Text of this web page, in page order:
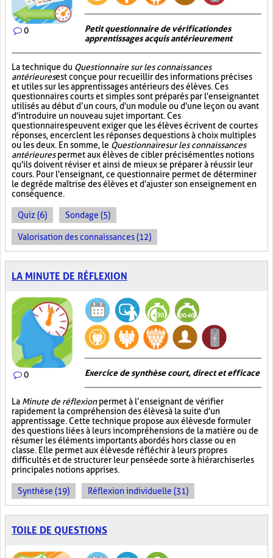
0
Petit questionnaire de vérification des
apprentissages acquis antérieurement
La technique du Questionnaire sur les connaissances
antérieuresest conçue pour recueillir des informations précises
et utiles sur les apprentissages antérieurs des élèves. Ces
questionnaires courts et simples sont préparés par l'enseignant et
utilisés au début d’un cours, d'un module ou d'une leçon ou avant
d'introduire un nouveau sujet important. Ces
questionnaires peuvent exiger que les élèves écrivent de courtes
réponses, encerclent les réponses de questions à choix multiples
ou les deux. En somme, le Questionnaire sur les connaissances
antérieurespermet aux élèves de cibler précisément les notions
qu'ils doivent réviser et ainsi de mieux se préparer à réussir leur
cours. Pour l'enseignant, ce questionnaire permet de déterminer
le degré de maîtrise des élèves et d'ajuster son enseignement en
conséquence.
Quiz (6) Sondage (5)
Valorisation des connaissances (12)
LA MINUTE DE RÉFLEXION
0 Exercice de synthèse court, direct et efficace
La Minute de réflexionpermet à l’enseignant de vérifier
rapidement la compréhension des élèves à la suite d'un
apprentissage. Cette technique propose aux élèves de formuler
des questions liées à leurs incompréhensions de la matière ou de
résumer les éléments importants abordés hors classe ou en
classe. Elle permet aux élèves de réfléchir à leurs propres
difficultés et de structurer leur pensée de sorte à hiérarchiser les
principales notions apprises.
Synthèse (19) Réflexion individuelle (31)
TOILE DE QUESTIONS